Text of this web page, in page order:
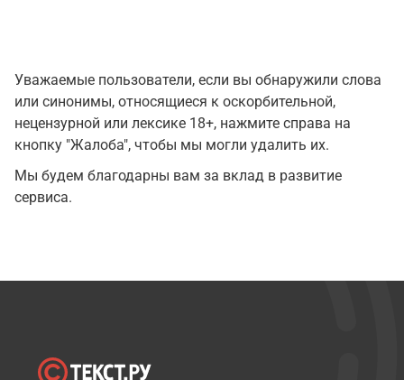
Уважаемые пользователи, если вы обнаружили слова
или синонимы, относящиеся к оскорбительной,
нецензурной или лексике 18+, нажмите справа на
кнопку "Жалоба", чтобы мы могли удалить их.
Мы будем благодарны вам за вклад в развитие
сервиса.